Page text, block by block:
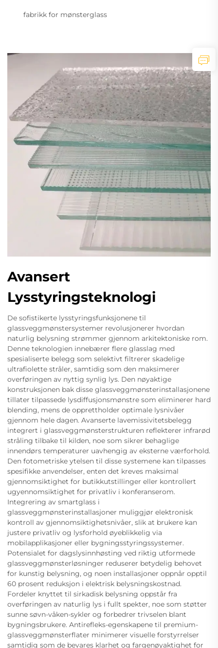
fabrikk for mønsterglass
Avansert
Lysstyringsteknologi
De sofistikerte lysstyringsfunksjonene til
glassveggmønstersystemer revolusjonerer hvordan
naturlig belysning strømmer gjennom arkitektoniske rom.
Denne teknologien innebærer flere glasslag med
spesialiserte belegg som selektivt filtrerer skadelige
ultrafiolette stråler, samtidig som den maksimerer
overføringen av nyttig synlig lys. Den nøyaktige
konstruksjonen bak disse glassveggmønsterinstallasjonene
tillater tilpassede lysdiffusjonsmønstre som eliminerer hard
blending, mens de opprettholder optimale lysnivåer
gjennom hele dagen. Avanserte lavemissivitetsbelegg
integrert i glassveggmønsterstrukturen reflekterer infrarød
stråling tilbake til kilden, noe som sikrer behaglige
innendørs temperaturer uavhengig av eksterne værforhold.
Den fotometriske ytelsen til disse systemene kan tilpasses
spesifikke anvendelser, enten det kreves maksimal
gjennomsiktighet for butikkutstillinger eller kontrollert
ugyennomsiktighet for privatliv i konferanserom.
Integrering av smartglass i
glassveggmønsterinstallasjoner muliggjør elektronisk
kontroll av gjennomsiktighetsnivåer, slik at brukere kan
justere privatliv og lysforhold øyeblikkelig via
mobilapplikasjoner eller bygningsstyringssystemer.
Potensialet for dagslysinnhøsting ved riktig utformede
glassveggmønsterløsninger reduserer betydelig behovet
for kunstig belysning, og noen installasjoner oppnår opptil
60 prosent reduksjon i elektrisk belysningskostnad.
Fordeler knyttet til sirkadisk belysning oppstår fra
overføringen av naturlig lys i fullt spekter, noe som støtter
sunne søvn-våken-sykler og forbedrer trivselen blant
bygningsbrukere. Antirefleks-egenskapene til premium-
glassveggmønsterflater minimerer visuelle forstyrrelser
samtidig som de bevares klarhet og fargenøyaktighet for